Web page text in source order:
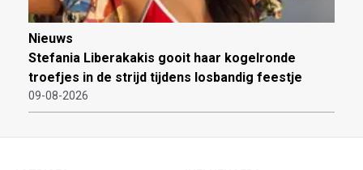
Nieuws
Stefania Liberakakis gooit haar kogelronde
troefjes in de strijd tijdens losbandig feestje
09-08-2026